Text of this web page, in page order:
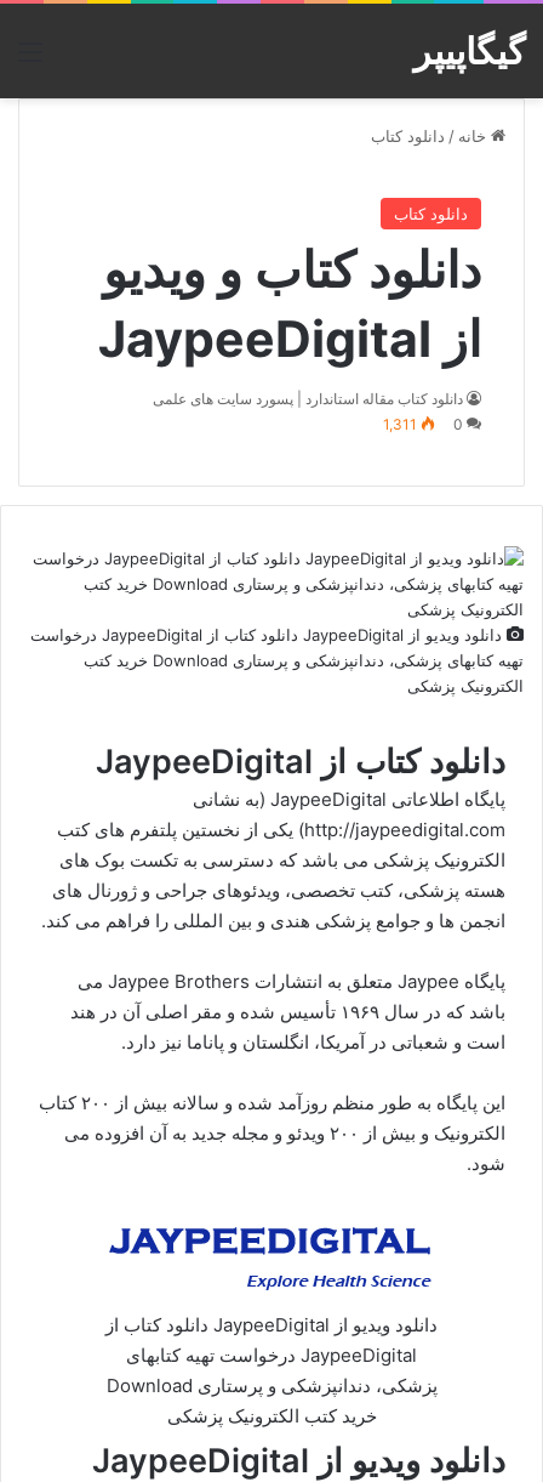
گیگاپیپر
خانه / دانلود کتاب
دانلود کتاب
دانلود کتاب و ویدیو
از JaypeeDigital
دانلود کتاب مقاله استاندارد | پسورد سایت های علمی
0
1,311
دانلود ویدیو از JaypeeDigital دانلود کتاب از JaypeeDigital درخواست
تهیه کتابهای پزشکی، دندانپزشکی و پرستاری Download خرید کتب
الکترونیک پزشکی
دانلود کتاب از JaypeeDigital
پایگاه اطلاعاتی JaypeeDigital (به نشانی
http://jaypeedigital.com) یکی از نخستین پلتفرم های کتب
الکترونیک پزشکی می باشد که دسترسی به تکست بوک های
هسته پزشکی، کتب تخصصی، ویدئوهای جراحی و ژورنال های
انجمن ها و جوامع پزشکی هندی و بین المللی را فراهم می کند.
پایگاه Jaypee متعلق به انتشارات Jaypee Brothers می
باشد که در سال ۱۹۶۹ تأسیس شده و مقر اصلی آن در هند
است و شعباتی در آمریکا، انگلستان و پاناما نیز دارد.
این پایگاه به طور منظم روزآمد شده و سالانه بیش از ۲۰۰ کتاب
الکترونیک و بیش از ۲۰۰ ویدئو و مجله جدید به آن افزوده می
شود.
دانلود ویدیو از JaypeeDigital دانلود کتاب از
JaypeeDigital درخواست تهیه کتابهای
پزشکی، دندانپزشکی و پرستاری Download
خرید کتب الکترونیک پزشکی
دانلود ویدیو از JaypeeDigital